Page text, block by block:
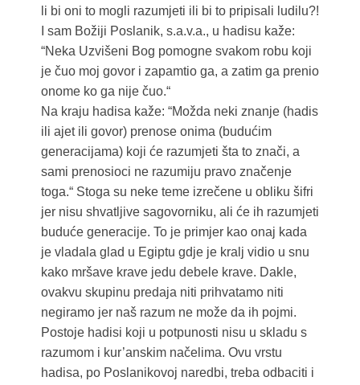
li bi oni to mogli razumjeti ili bi to pripisali ludilu?!
I sam Božiji Poslanik, s.a.v.a., u hadisu kaže:
“Neka Uzvišeni Bog pomogne svakom robu koji
je čuo moj govor i zapamtio ga, a zatim ga prenio
onome ko ga nije čuo.“
Na kraju hadisa kaže: “Možda neki znanje (hadis
ili ajet ili govor) prenose onima (budućim
generacijama) koji će razumjeti šta to znači, a
sami prenosioci ne razumiju pravo značenje
toga.“ Stoga su neke teme izrečene u obliku šifri
jer nisu shvatljive sagovorniku, ali će ih razumjeti
buduće generacije. To je primjer kao onaj kada
je vladala glad u Egiptu gdje je kralj vidio u snu
kako mršave krave jedu debele krave. Dakle,
ovakvu skupinu predaja niti prihvatamo niti
negiramo jer naš razum ne može da ih pojmi.
Postoje hadisi koji u potpunosti nisu u skladu s
razumom i kur’anskim načelima. Ovu vrstu
hadisa, po Poslanikovoj naredbi, treba odbaciti i